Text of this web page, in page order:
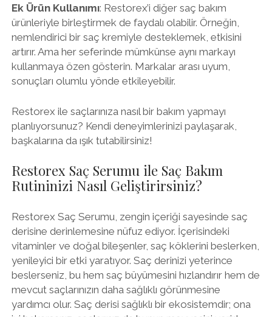
Ek Ürün Kullanımı: Restorex’i diğer saç bakım
ürünleriyle birleştirmek de faydalı olabilir. Örneğin,
nemlendirici bir saç kremiyle desteklemek, etkisini
artırır. Ama her seferinde mümkünse aynı markayı
kullanmaya özen gösterin. Markalar arası uyum,
sonuçları olumlu yönde etkileyebilir.
Restorex ile saçlarınıza nasıl bir bakım yapmayı
planlıyorsunuz? Kendi deneyimlerinizi paylaşarak,
başkalarına da ışık tutabilirsiniz!
Restorex Saç Serumu ile Saç Bakım
Rutininizi Nasıl Geliştirirsiniz?
Restorex Saç Serumu, zengin içeriği sayesinde saç
derisine derinlemesine nüfuz ediyor. İçerisindeki
vitaminler ve doğal bileşenler, saç köklerini beslerken,
yenileyici bir etki yaratıyor. Saç derinizi yeterince
beslerseniz, bu hem saç büyümesini hızlandırır hem de
mevcut saçlarınızın daha sağlıklı görünmesine
yardımcı olur. Saç derisi sağlıklı bir ekosistemdir; ona